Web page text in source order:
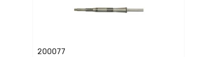
200077